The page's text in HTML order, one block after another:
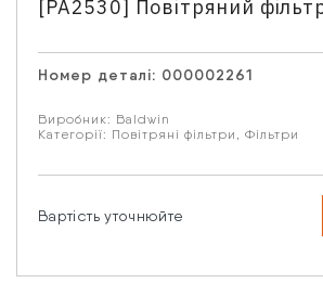
[PA2530] Повітряний
Номер деталі: 000002261
Виробник: Baldwin
Категорії: Повітряні фільтри , Фільтри
Вартість уточнюйте
Ваше запитання
обробку Ваших персональних